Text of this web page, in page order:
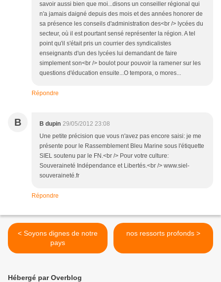
savoir aussi bien que moi...disons un conseiller régional qui
n'a jamais daigné depuis des mois et des années honorer de
sa présence les conseils d'administration des<br /> lycées du
secteur, où il est pourtant sensé représenter la région. A tel
point qu'il s'était pris un courrier des syndicalistes
enseignants d'un des lycées lui demandant de faire
simplement son<br /> boulot pour pouvoir la ramener sur les
questions d'éducation ensuite...O tempora, o mores...
Répondre
B B dupin 29/05/2012 23:08
Une petite précision que vous n'avez pas encore saisi: je me
présente pour le Rassemblement Bleu Marine sous l'étiquette
SIEL soutenu par le FN.<br /> Pour votre culture:
Souveraineté Indépendance et Libertés.<br /> www.siel-
souveraineté.fr
Répondre
< Soyons dignes de notre
pays
nos ressorts profonds >
Hébergé par Overblog